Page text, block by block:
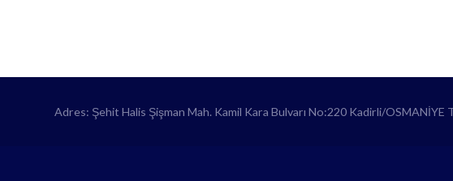
Adres: Şehit Halis Şişman Mah. Kamil Kara Bulvarı No:220 Kadirli/OSMANİYE